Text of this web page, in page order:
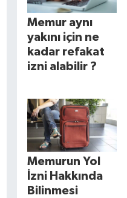
Memur aynı
yakını için ne
kadar refakat
izni alabilir ?
Memurun Yol
İzni Hakkında
Bilinmesi